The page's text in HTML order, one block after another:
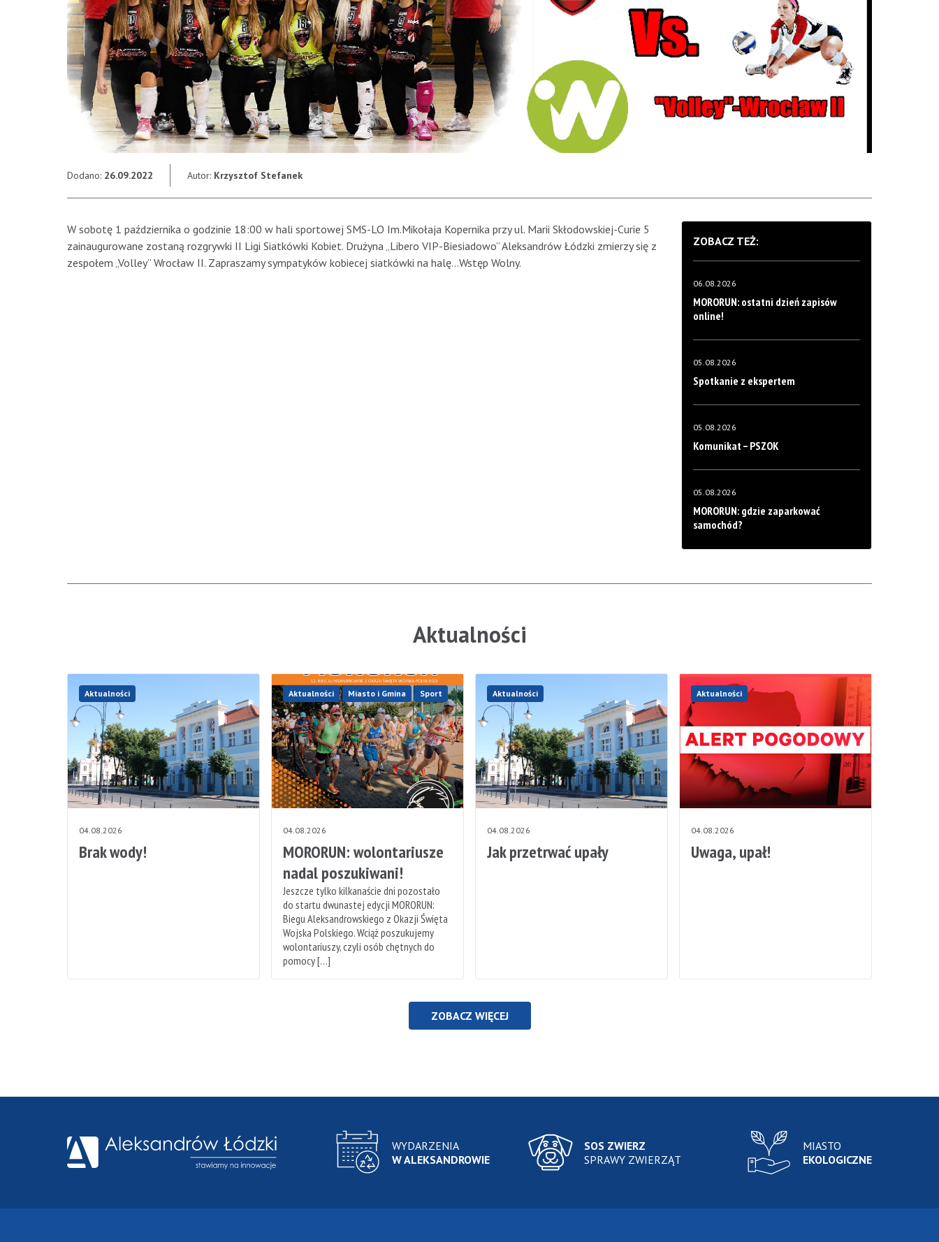
Dodano: 26.09.2022 Autor: Krzysztof Stefanek
W sobotę 1 października o godzinie 18:00 w hali sportowej SMS-LO Im.Mikołaja Kopernika przy ul. Marii Skłodowskiej-Curie 5
zainaugurowane zostaną rozgrywki II Ligi Siatkówki Kobiet. Drużyna „Libero VIP-Biesiadowo” Aleksandrów Łódzki zmierzy się z
zespołem „Volley” Wrocław II. Zapraszamy sympatyków kobiecej siatkówki na halę…Wstęp Wolny.
ZOBACZ TEŻ:
06.08.2026
MORORUN: ostatni dzień zapisów
online!
05.08.2026
Spotkanie z ekspertem
05.08.2026
Komunikat – PSZOK
05.08.2026
MORORUN: gdzie zaparkować
samochód?
Aktualności
Aktualności
04.08.2026
Brak wody!
Aktualności Miasto i Gmina Sport
04.08.2026
MORORUN: wolontariusze
nadal poszukiwani!
Jeszcze tylko kilkanaście dni pozostało
do startu dwunastej edycji MORORUN:
Biegu Aleksandrowskiego z Okazji Święta
Wojska Polskiego. Wciąż poszukujemy
wolontariuszy, czyli osób chętnych do
pomocy […]
Aktualności
04.08.2026
Jak przetrwać upały
Aktualności
04.08.2026
Uwaga, upał!
ZOBACZ WIĘCEJ
WYDARZENIA
W ALEKSANDROWIE
SOS ZWIERZ
SPRAWY ZWIERZĄT
MIASTO
EKOLOGICZNE